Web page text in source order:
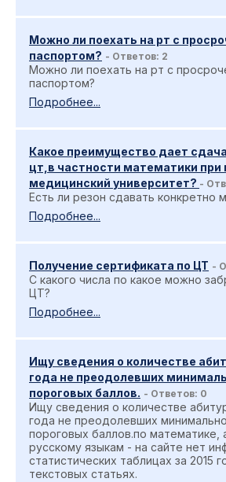
Можно ли поехать на рт с
паспортом? - Ответов: 2
Можно ли поехать на рт с
паспортом?
Подробнее...
Какое преимущество дает
цт,в частности математики при
медицинский университет? -
Есть ли резон сдавать конкретно
Подробнее...
Получение сертификата по ЦТ -
С какого числа по какое можно
ЦТ?
Подробнее...
Ищу сведения о количестве
года не преодолевших
пороговых баллов. - Ответов: 0
Ищу сведения о количестве
года не преодолевших
пороговых баллов.по математике,
русскому языкам - на сайте нет
статистических таблицах за 2015
текстовых статьях.